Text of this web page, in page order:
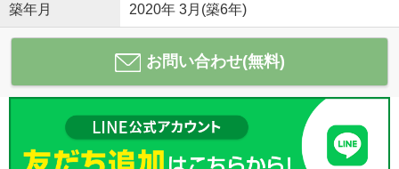
築年月 2020年 3月(築6年)
お問い合わせ(無料)